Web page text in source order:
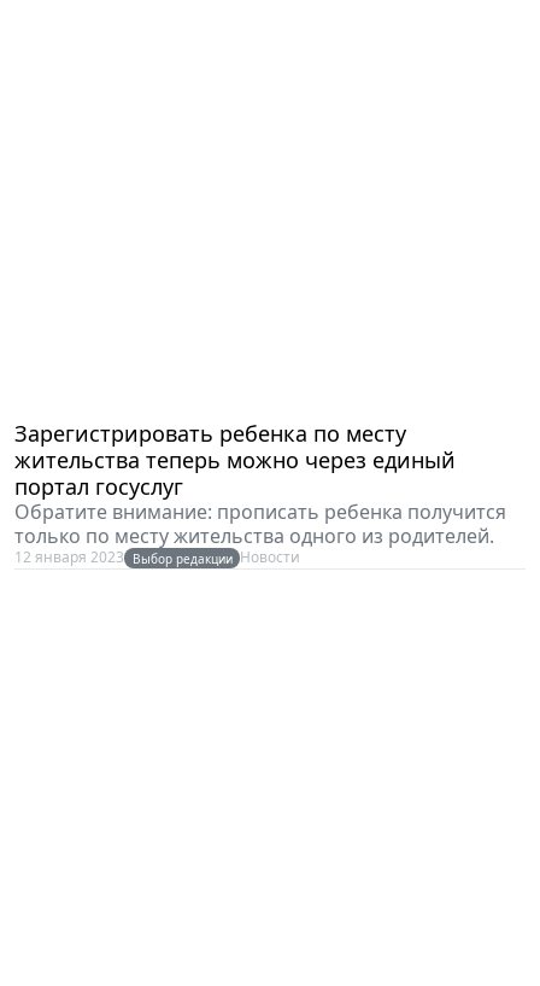
Зарегистрировать ребенка по месту
жительства теперь можно через единый
портал госуслуг
Обратите внимание: прописать ребенка получится
только по месту жительства одного из родителей.
12 января 2023 Выбор редакции Новости